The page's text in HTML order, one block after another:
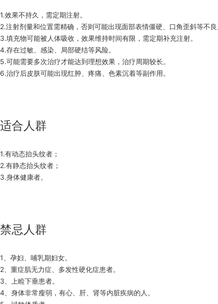
1.效果不持久，需定期注射。
2.注射剂量和位置需精确，否则可能出现面部表情僵硬、口角歪斜等不
3.填充物可能被人体吸收，效果维持时间有限，需定期补充注射。
4.存在过敏、感染、局部硬结等风险。
5.可能需要多次治疗才能达到理想效果，治疗周期较长。
6.治疗后皮肤可能出现红肿、疼痛、色素沉着等副作用。
适合人群
1.有动态抬头纹者；
2.有静态抬头纹者；
3.身体健康者。
禁忌人群
1、孕妇、哺乳期妇女。
2、重症肌无力症、多发性硬化症患者。
3、上睑下垂患者。
4、身体非常瘦弱，有心、肝、肾等内脏疾病的人。